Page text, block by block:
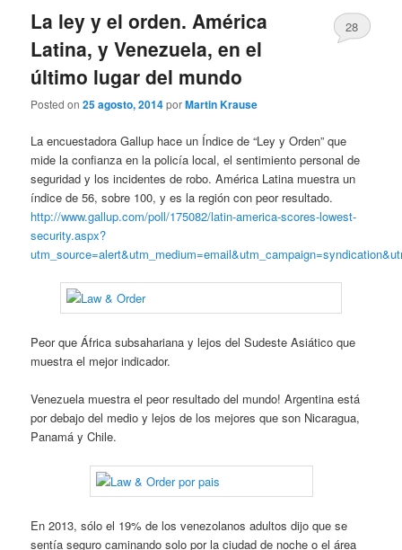
La ley y el orden. América
Latina, y Venezuela, en el
último lugar del mundo
Posted on25 agosto, 2014porMartin Krause
28
La encuestadora Gallup hace un Índice de “Ley y Orden” que
mide la confianza en la policía local, el sentimiento personal de
seguridad y los incidentes de robo. América Latina muestra un
índice de 56, sobre 100, y es la región con peor resultado.
http://www.gallup.com/poll/175082/latin-america-scores-lowest-
security.aspx?
Peor que África subsahariana y lejos del Sudeste Asiático que
muestra el mejor indicador.
Venezuela muestra el peor resultado del mundo! Argentina está
por debajo del medio y lejos de los mejores que son Nicaragua,
Panamá y Chile.
En 2013, sólo el 19% de los venezolanos adultos dijo que se
sentía seguro caminando solo por la ciudad de noche o el área